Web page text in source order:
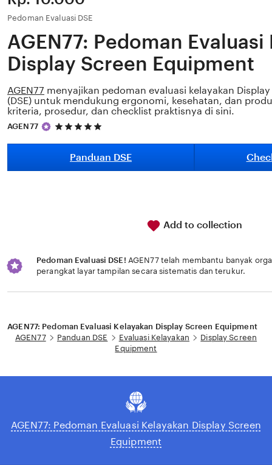
Pedoman Evaluasi DSE
AGEN77: Pedoman Evaluasi
Display Screen Equipment
AGEN77 menyajikan pedoman evaluasi kelayakan
(DSE) untuk mendukung ergonomi, kesehatan, dan
kriteria, prosedur, dan checklist praktisnya di sini.
AGEN77
5
of
Panduan DSE
Add to collection
Pedoman Evaluasi DSE! AGEN77 telah membantu banyak
perangkat layar tampilan secara sistematis dan terukur.
Loading...
AGEN77: Pedoman Evaluasi Kelayakan Display Screen Equipment
AGEN77
Panduan DSE Evaluasi Kelayakan
Display Screen
Equipment
AGEN77: Pedoman Evaluasi Kelayakan Display Screen
Equipment